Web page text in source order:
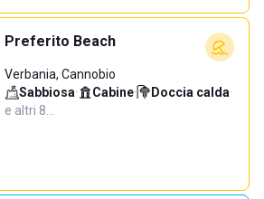
Preferito Beach
Verbania, Cannobio
Sabbiosa· Cabine· Doccia calda·
e altri 8…